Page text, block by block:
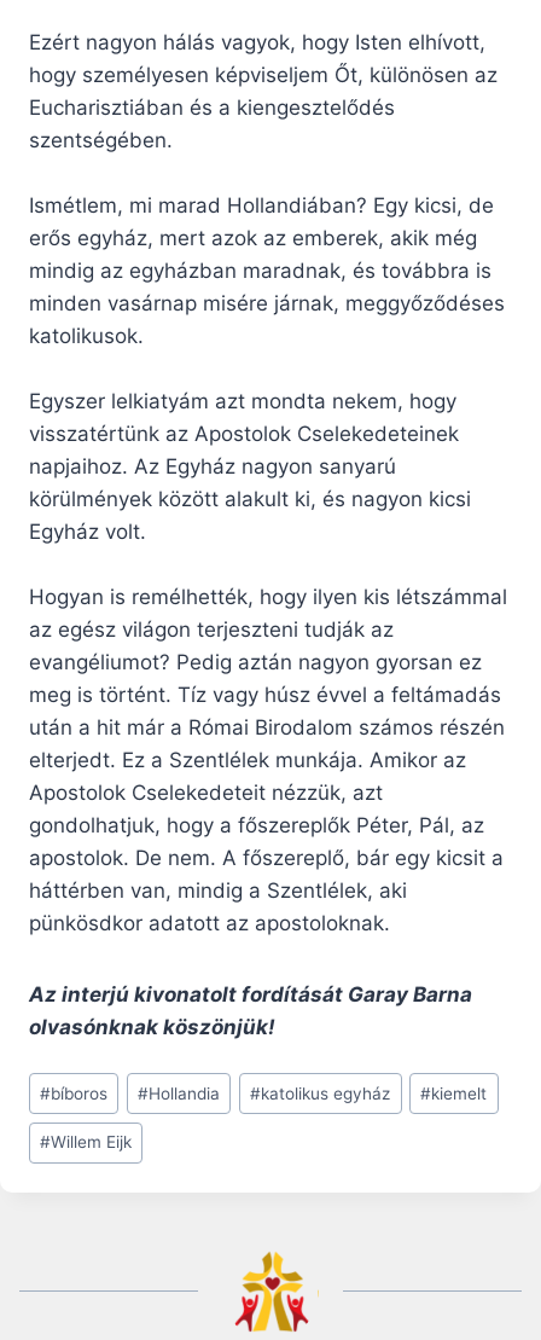
Ezért nagyon hálás vagyok, hogy Isten elhívott,
hogy személyesen képviseljem Őt, különösen az
Eucharisztiában és a kiengesztelődés
szentségében.
Ismétlem, mi marad Hollandiában? Egy kicsi, de
erős egyház, mert azok az emberek, akik még
mindig az egyházban maradnak, és továbbra is
minden vasárnap misére járnak, meggyőződéses
katolikusok.
Egyszer lelkiatyám azt mondta nekem, hogy
visszatértünk az Apostolok Cselekedeteinek
napjaihoz. Az Egyház nagyon sanyarú
körülmények között alakult ki, és nagyon kicsi
Egyház volt.
Hogyan is remélhették, hogy ilyen kis létszámmal
az egész világon terjeszteni tudják az
evangéliumot? Pedig aztán nagyon gyorsan ez
meg is történt. Tíz vagy húsz évvel a feltámadás
után a hit már a Római Birodalom számos részén
elterjedt. Ez a Szentlélek munkája. Amikor az
Apostolok Cselekedeteit nézzük, azt
gondolhatjuk, hogy a főszereplők Péter, Pál, az
apostolok. De nem. A főszereplő, bár egy kicsit a
háttérben van, mindig a Szentlélek, aki
pünkösdkor adatott az apostoloknak.
Az interjú kivonatolt fordítását Garay Barna
olvasónknak köszönjük!
Post
Tags:
#bíboros #Hollandia #katolikus egyház #kiemelt
#Willem Eijk